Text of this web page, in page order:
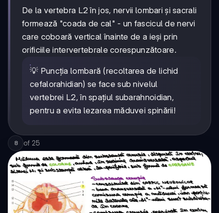
De la vertebra L2 în jos, nervii lombari și sacrali
formează "coada de cal" - un fascicul de nervi
care coboară vertical înainte de a ieși prin
orificiile intervertebrale corespunzătoare.
💡 Puncția lombară (recoltarea de lichid
cefalorahidian) se face sub nivelul
vertebrei L2, în spațiul subarahnoidian,
pentru a evita lezarea măduvei spinării!
8 of 25